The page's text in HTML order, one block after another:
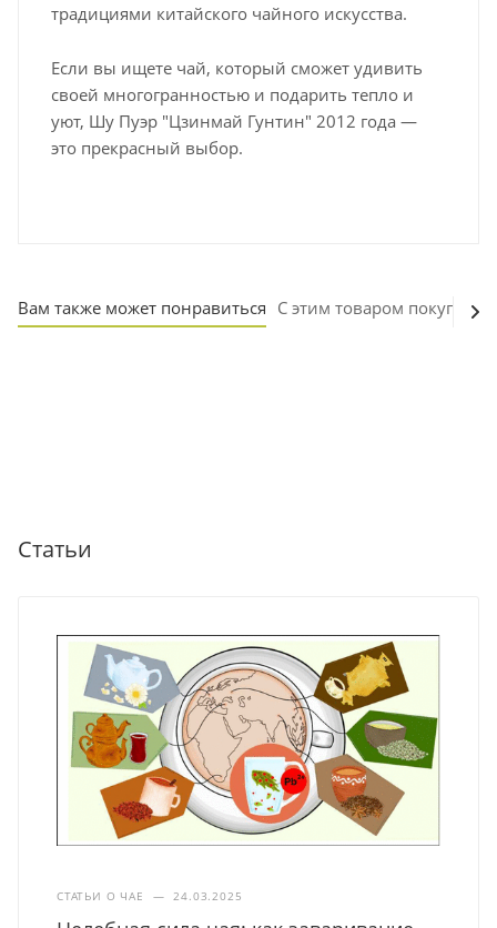
традициями китайского чайного искусства.
Если вы ищете чай, который сможет удивить
своей многогранностью и подарить тепло и
уют, Шу Пуэр "Цзинмай Гунтин" 2012 года —
это прекрасный выбор.
Вам также может понравиться С этим товаром покупают
Статьи
СТАТЬИ О ЧАЕ — 24.03.2025